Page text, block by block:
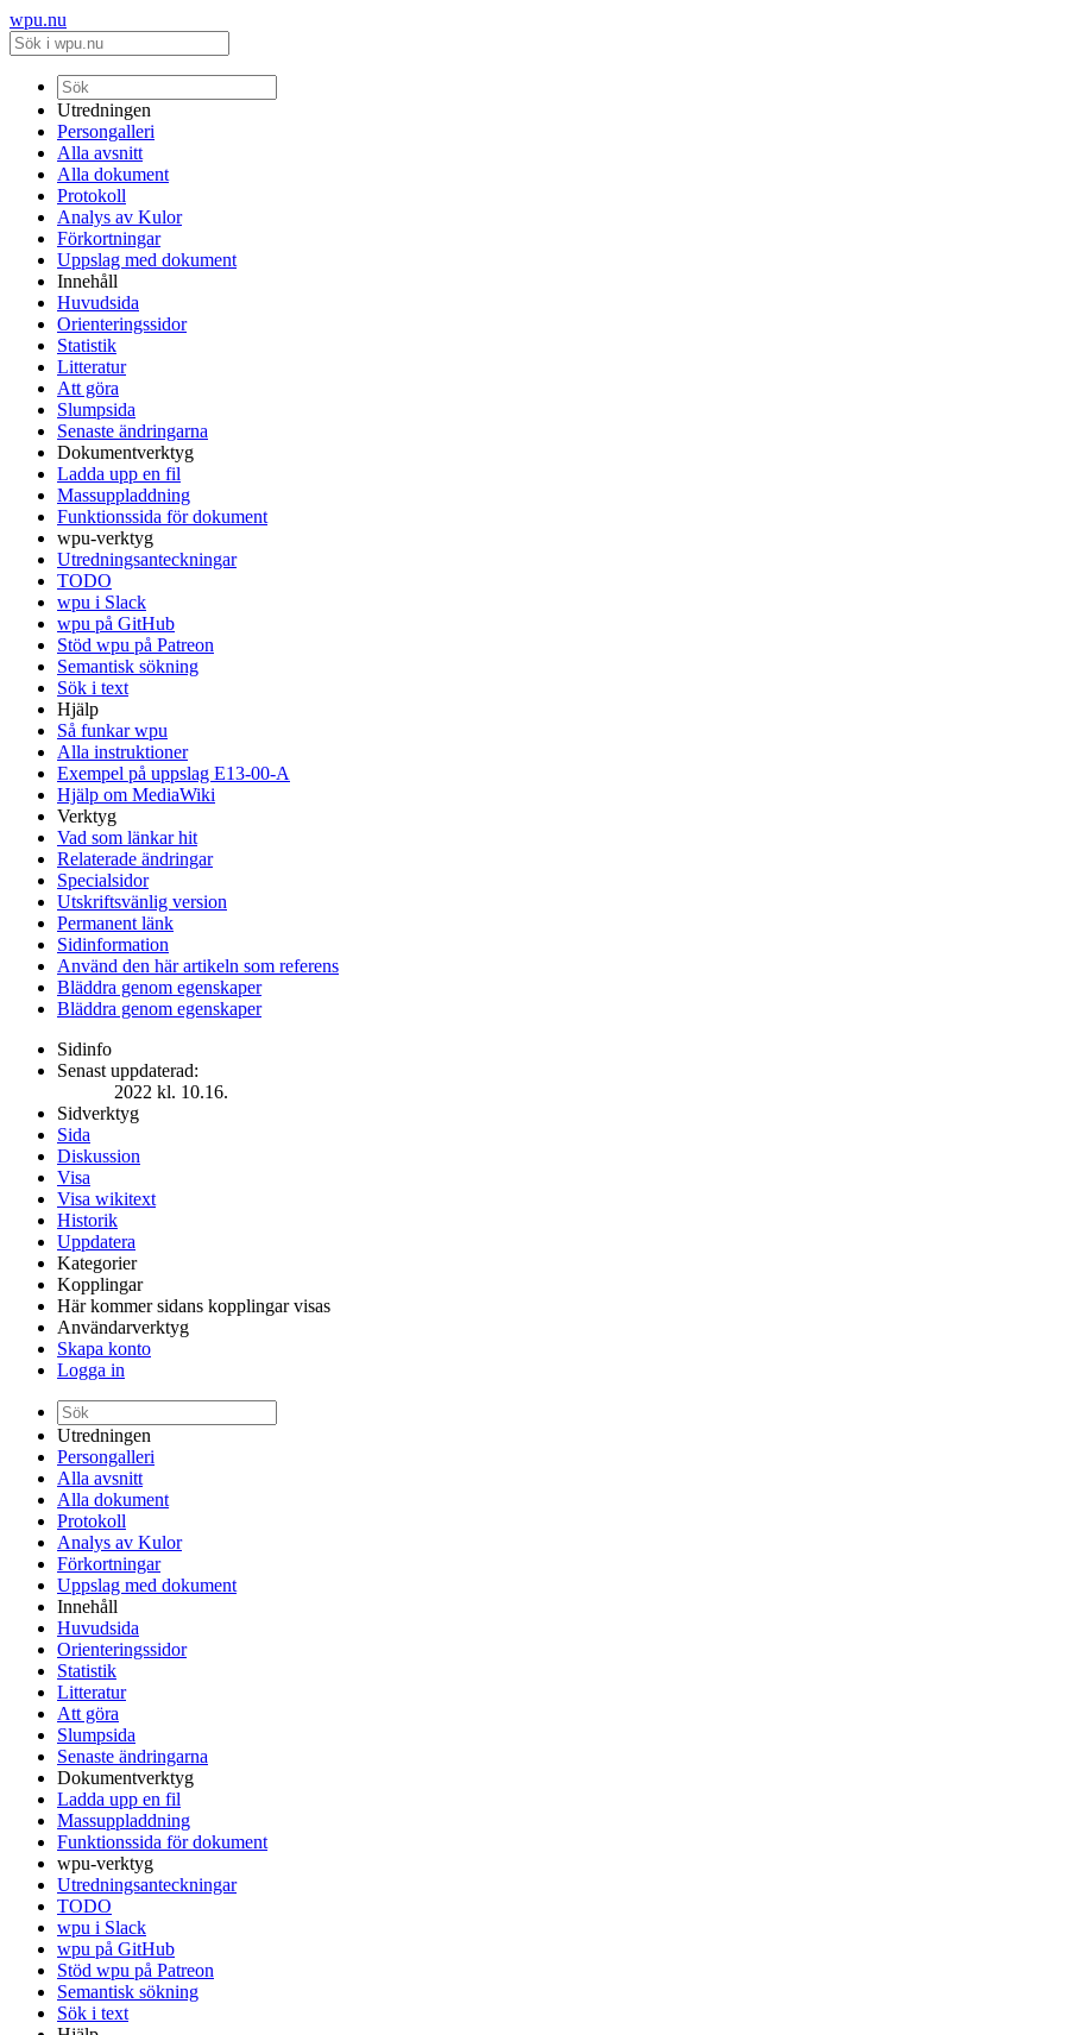
wpu.nu
Utredningen
Persongalleri
Alla avsnitt
Alla dokument
Protokoll
Analys av Kulor
Förkortningar
Uppslag med dokument
Innehåll
Huvudsida
Orienteringssidor
Statistik
Litteratur
Att göra
Slumpsida
Senaste ändringarna
Dokumentverktyg
Ladda upp en fil
Massuppladdning
Funktionssida för dokument
wpu-verktyg
Utredningsanteckningar
TODO
wpu i Slack
wpu på GitHub
Stöd wpu på Patreon
Semantisk sökning
Sök i text
Hjälp
Så funkar wpu
Alla instruktioner
Exempel på uppslag E13-00-A
Hjälp om MediaWiki
Verktyg
Vad som länkar hit
Relaterade ändringar
Specialsidor
Utskriftsvänlig version
Permanent länk
Sidinformation
Använd den här artikeln som referens
Bläddra genom egenskaper
Bläddra genom egenskaper
Sidinfo
Senast uppdaterad:
2022 kl. 10.16.
Sidverktyg
Sida
Diskussion
Visa
Visa wikitext
Historik
Uppdatera
Kategorier
Kopplingar
Här kommer sidans kopplingar visas
Användarverktyg
Skapa konto
Logga in
Utredningen
Persongalleri
Alla avsnitt
Alla dokument
Protokoll
Analys av Kulor
Förkortningar
Uppslag med dokument
Innehåll
Huvudsida
Orienteringssidor
Statistik
Litteratur
Att göra
Slumpsida
Senaste ändringarna
Dokumentverktyg
Ladda upp en fil
Massuppladdning
Funktionssida för dokument
wpu-verktyg
Utredningsanteckningar
TODO
wpu i Slack
wpu på GitHub
Stöd wpu på Patreon
Semantisk sökning
Sök i text